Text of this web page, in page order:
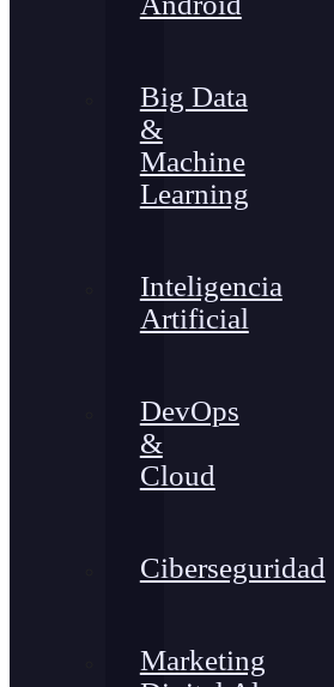
Big Data
&
Machine
Learning
Inteligencia
Artificial
DevOps
&
Cloud
Ciberseguridad
Marketing